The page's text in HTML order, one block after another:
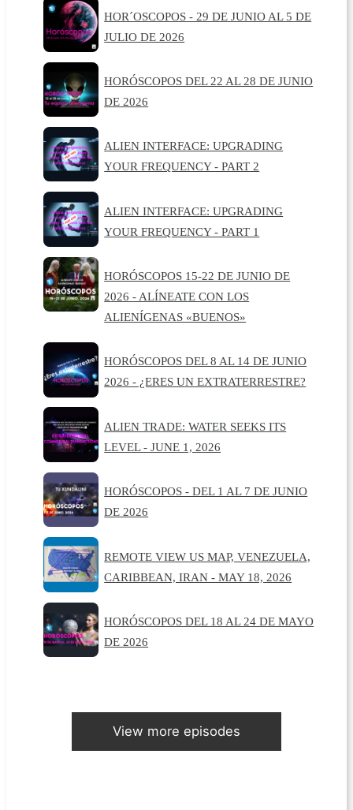
HOR´OSCOPOS - 29 DE JUNIO AL 5 DE
JULIO DE 2026
HORÓSCOPOS DEL 22 AL 28 DE JUNIO
DE 2026
ALIEN INTERFACE: UPGRADING
YOUR FREQUENCY - PART 2
ALIEN INTERFACE: UPGRADING
YOUR FREQUENCY - PART 1
HORÓSCOPOS 15-22 DE JUNIO DE
2026 - ALÍNEATE CON LOS
ALIENÍGENAS «BUENOS»
HORÓSCOPOS DEL 8 AL 14 DE JUNIO
2026 - ¿ERES UN EXTRATERRESTRE?
ALIEN TRADE: WATER SEEKS ITS
LEVEL - JUNE 1, 2026
HORÓSCOPOS - DEL 1 AL 7 DE JUNIO
DE 2026
REMOTE VIEW US MAP, VENEZUELA,
CARIBBEAN, IRAN - MAY 18, 2026
HORÓSCOPOS DEL 18 AL 24 DE MAYO
DE 2026
View more episodes